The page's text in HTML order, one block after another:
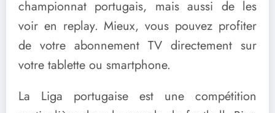
championnat portugais, mais aussi de les
voir en replay. Mieux, vous pouvez profiter
de votre abonnement TV directement sur
votre tablette ou smartphone.
La Liga portugaise est une compétition